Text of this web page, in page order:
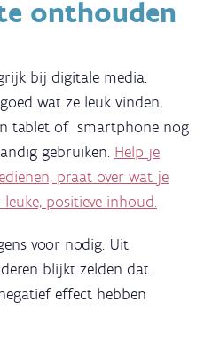
onthouden
bij digitale media.
wat ze leuk vinden,
tablet of smartphone nog
gebruiken. Help je
praat over wat je
positieve inhoud.
voor nodig. Uit
blijkt zelden dat
effect hebben